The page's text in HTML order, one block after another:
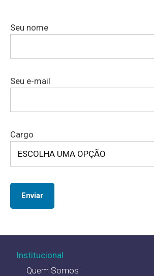
Seu nome
Seu e-mail
Cargo
Institucional
Quem Somos